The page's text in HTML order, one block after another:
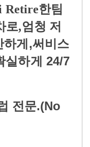
Retire한팀
로,엄청 저
하게,써비스
실하게 24/7
전문.(No